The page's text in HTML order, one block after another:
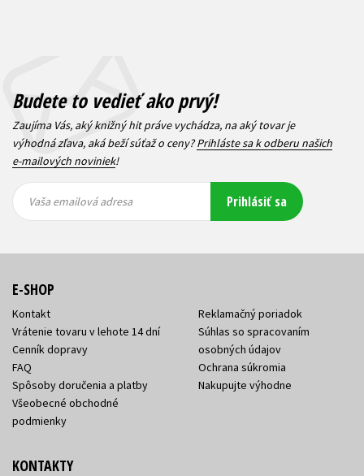
Budete to vedieť ako prvý!
Zaujíma Vás, aký knižný hit práve vychádza, na aký tovar je
výhodná zľava, aká beží súťaž o ceny?Prihláste sa k odberu našich
e-mailových noviniek!
emailová
emailová
Vaša emailová adresa Prihlásiť sa
E-SHOP
Kontakt
Vrátenie tovaru v lehote 14 dní
Cenník dopravy
FAQ
Spôsoby doručenia a platby
Všeobecné obchodné
podmienky
Reklamačný poriadok
Súhlas so spracovaním
osobných údajov
Ochrana súkromia
Nakupujte výhodne
KONTAKTY